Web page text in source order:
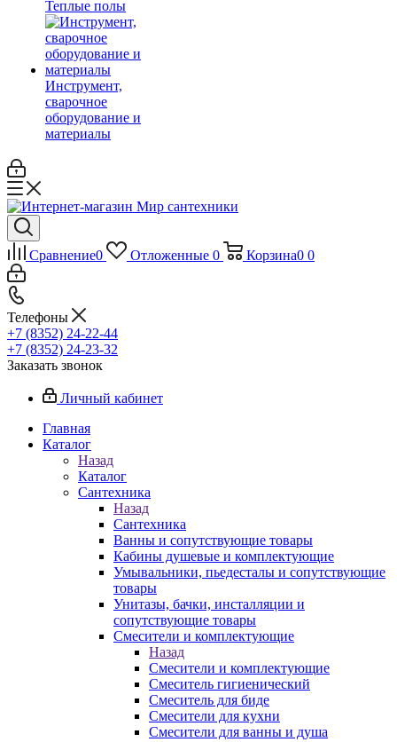
Теплые полы
Инструмент,
сварочное
оборудование и
материалы
Сравнение0 Отложенные 0 Корзина0 0
Телефоны
+7 (8352) 24-22-44
+7 (8352) 24-23-32
Заказать звонок
Личный кабинет
Главная
Каталог
Назад
Каталог
Сантехника
Назад
Сантехника
Ванны и сопутствующие товары
Кабины душевые и комплектующие
Умывальники, пьедесталы и сопутствующие
товары
Унитазы, бачки, инсталляции и
сопутствующие товары
Смесители и комплектующие
Назад
Смесители и комплектующие
Смеситель гигиенический
Смеситель для биде
Смесители для кухни
Смесители для ванны и душа